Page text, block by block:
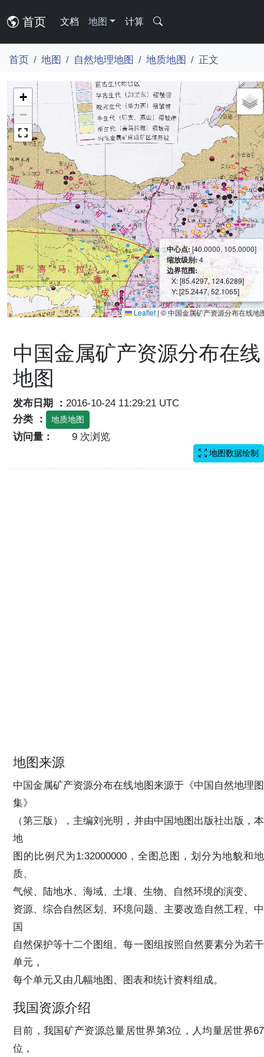
首页 文档 地图 计算
首页 地图 自然地理地图 地质地图 正文
+
−
中心点:[40.0000, 105.0000]
缩放级别:4
边界范围:
X: [85.4297, 124.6289]
Y: [25.2447, 52.1065]
Leaflet |© 中国金属矿产资源分布在线地
中国金属矿产资源分布在线
地图
发布日期 ： 2016-10-24 11:29:21 UTC
分类 ：
地质地图
访问量： 9 次浏览
地图数据绘制
地图来源
中国金属矿产资源分布在线地图来源于《中国自然地理图
集》
（第三版），主编刘光明，并由中国地图出版社出版，本
地
图的比例尺为1:32000000，全图总图，划分为地貌和地
质、
气候、陆地水、海域、土壤、生物、自然环境的演变、
资源、综合自然区划、环境问题、主要改造自然工程、中
国
自然保护等十二个图组。每一图组按照自然要素分为若干
单元，
每个单元又由几幅地图、图表和统计资料组成。
我国资源介绍
目前，我国矿产资源总量居世界第3位，人均量居世界67
位，